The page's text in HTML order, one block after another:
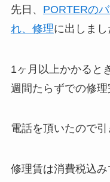
先日、 PORTERの
れ、修理に出しまし
1ヶ月以上かかると
週間たらずでの修理
電話を頂いたので引
修理賃は消費税込み